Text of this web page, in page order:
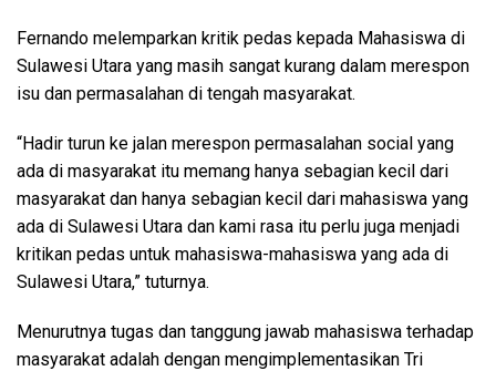
Fernando melemparkan kritik pedas kepada Mahasiswa di
Sulawesi Utara yang masih sangat kurang dalam merespon
isu dan permasalahan di tengah masyarakat.
“Hadir turun ke jalan merespon permasalahan social yang
ada di masyarakat itu memang hanya sebagian kecil dari
masyarakat dan hanya sebagian kecil dari mahasiswa yang
ada di Sulawesi Utara dan kami rasa itu perlu juga menjadi
kritikan pedas untuk mahasiswa-mahasiswa yang ada di
Sulawesi Utara,” tuturnya.
Menurutnya tugas dan tanggung jawab mahasiswa terhadap
masyarakat adalah dengan mengimplementasikan Tri